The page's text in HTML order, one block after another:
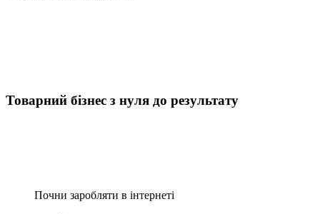
Товарний бізнес з нуля до результату
Почни заробляти в інтернеті